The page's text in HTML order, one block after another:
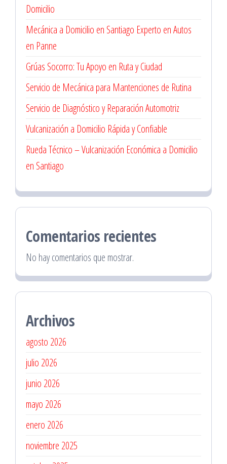
Domicilio
Mecánica a Domicilio en Santiago Experto en Autos
en Panne
Grúas Socorro: Tu Apoyo en Ruta y Ciudad
Servicio de Mecánica para Mantenciones de Rutina
Servicio de Diagnóstico y Reparación Automotriz
Vulcanización a Domicilio Rápida y Confiable
Rueda Técnico – Vulcanización Económica a Domicilio
en Santiago
Comentarios recientes
No hay comentarios que mostrar.
Archivos
agosto 2026
julio 2026
junio 2026
mayo 2026
enero 2026
noviembre 2025